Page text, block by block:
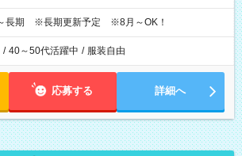
長期 ※長期更新予定 ※8月～OK！
/ 40～50代活躍中 / 服装自由
応募する 詳細へ